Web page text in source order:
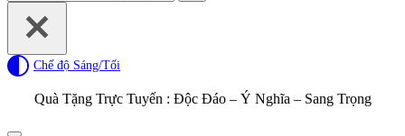
for...
Chế độ Sáng/Tối
Quà Tặng Trực Tuyến : Độc Đáo – Ý Nghĩa – Sang Trọng